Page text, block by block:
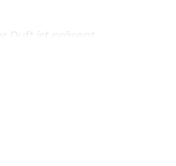
ist präsent